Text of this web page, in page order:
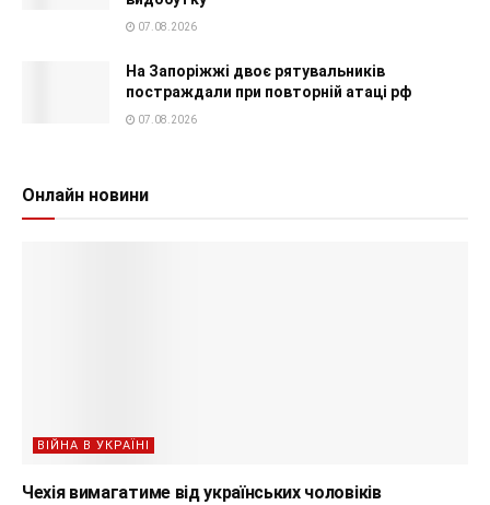
07.08.2026
На Запоріжжі двоє рятувальників
постраждали при повторній атаці рф
07.08.2026
Онлайн новини
ВІЙНА В УКРАЇНІ
Чехія вимагатиме від українських чоловіків